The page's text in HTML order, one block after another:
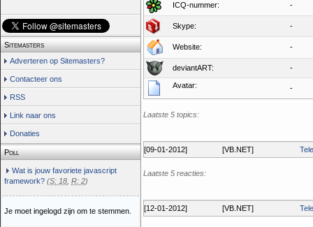
Sitemasters
Adverteren op Sitemasters?
Contacteer ons
RSS
Link naar ons
Donaties
Poll
Wat is jouw favoriete javascript
framework? (S: 18 R: 2)
Je moet ingelogd zijn om te stemmen.
ICQ-nummer: -
Skype: -
Website: -
deviantART: -
Avatar: -
Laatste 5 topics:
[09-01-2012] [VB.NET]
Laatste 5 reacties:
[12-01-2012] [VB.NET]